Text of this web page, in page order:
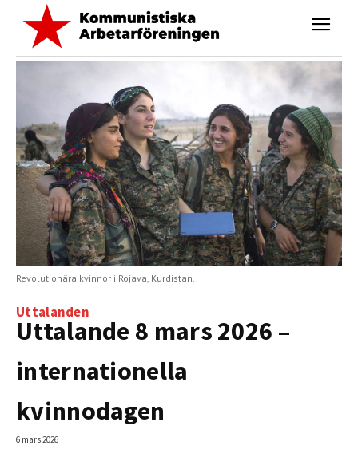
Revolutionära kvinnor i Rojava, Kurdistan.
Uttalanden
Uttalande 8 mars 2026 –
internationella
kvinnodagen
6 mars 2026